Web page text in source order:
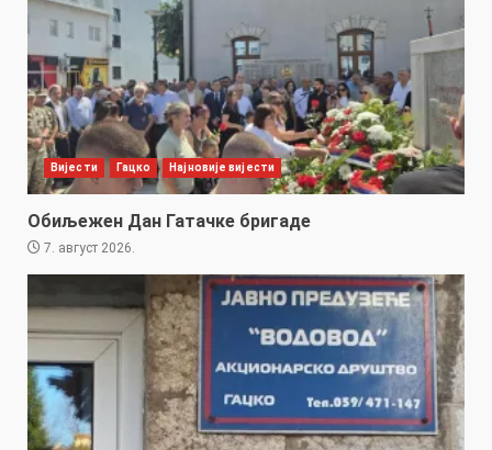
Вијести Гацко Најновије вијести
Обиљежен Дан Гатачке бригаде
7. август 2026.